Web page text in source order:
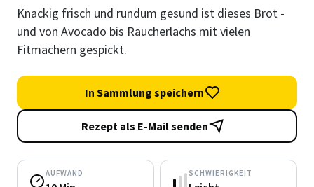
Knackig frisch und rundum gesund ist dieses Brot -
und von Avocado bis Räucherlachs mit vielen
Fitmachern gespickt.
In Sammlung speichern
Rezept als E-Mail senden
AUFWAND SCHWIERIGKEIT